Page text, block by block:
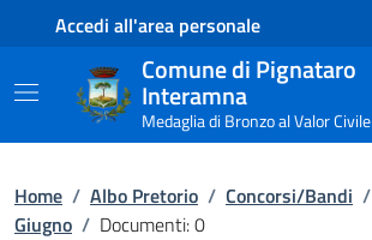
Contenuto principale
Piede di paginaAccedi all'area personale
Comune di Pignataro
Interamna
Medaglia di Bronzo al Valor Civile
Home / Albo Pretorio / Concorsi/Bandi /
Giugno / Documenti: 0